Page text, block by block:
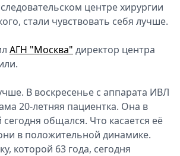
центре хирургии
стали чувствовать себя лучше.
АГН "Москва" директор центра
В воскресенье с аппарата ИВЛ
20-летняя пациентка. Она в
сегодня общался. Что касается её
в положительной динамике.
которой 63 года, сегодня